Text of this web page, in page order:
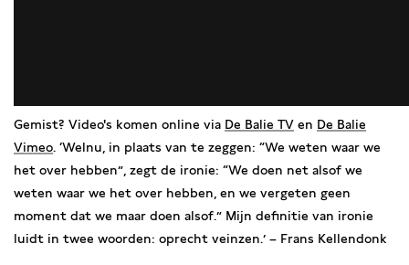
Gemist? Video's komen online via De Balie TV en De Balie
Vimeo. ‘Welnu, in plaats van te zeggen: “We weten waar we
het over hebben”, zegt de ironie: “We doen net alsof we
weten waar we het over hebben, en we vergeten geen
moment dat we maar doen alsof.” Mijn definitie van ironie
luidt in twee woorden: oprecht veinzen.’ – Frans Kellendonk